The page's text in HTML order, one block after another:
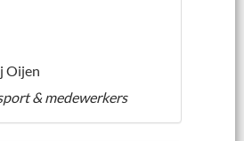
Oijen
& medewerkers